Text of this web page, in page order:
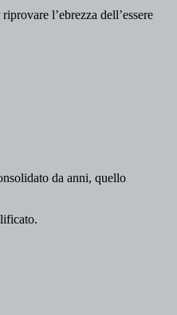
l’ebrezza dell’essere
da anni, quello